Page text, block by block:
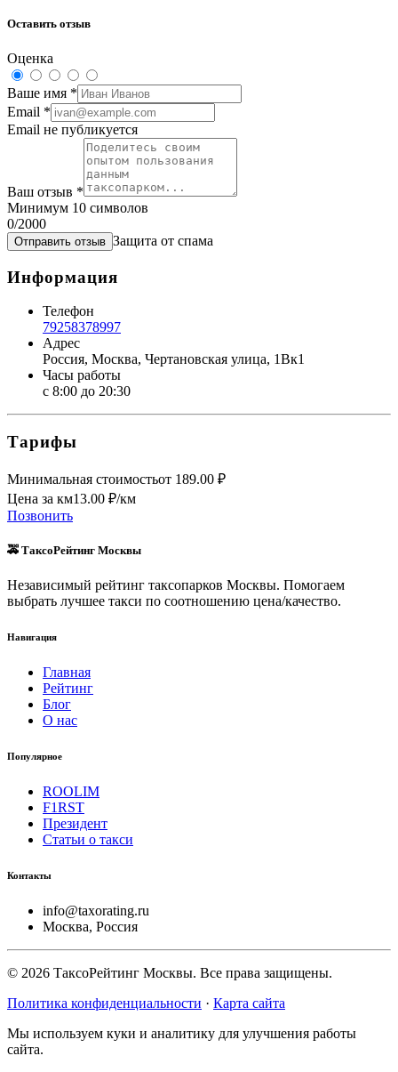
Оставить отзыв
Оценка
Ваше имя *
Email *
Email не публикуется
Ваш отзыв *
Минимум 10 символов
0/2000
Отправить отзыв Защита от спама
Информация
Телефон
79258378997
Адрес
Россия, Москва, Чертановская улица, 1Вк1
Часы работы
с 8:00 до 20:30
Тарифы
Минимальная стоимостьот 189.00 ₽
Цена за км13.00 ₽/км
Позвонить
🚕 ТаксоРейтинг Москвы
Независимый рейтинг таксопарков Москвы. Помогаем
выбрать лучшее такси по соотношению цена/качество.
Навигация
Главная
Рейтинг
Блог
О нас
Популярное
ROOLIM
F1RST
Президент
Статьи о такси
Контакты
info@taxorating.ru
Москва, Россия
© 2026 ТаксоРейтинг Москвы. Все права защищены.
Политика конфиденциальности · Карта сайта
Мы используем куки и аналитику для улучшения работы
сайта.